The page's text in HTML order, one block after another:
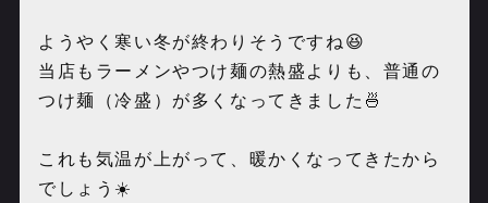
ようやく寒い冬が終わりそうですね😆
当店もラーメンやつけ麺の熱盛よりも、普通の
つけ麺（冷盛）が多くなってきました🍜
これも気温が上がって、暖かくなってきたから
でしょう☀️